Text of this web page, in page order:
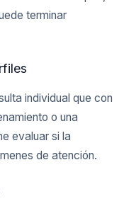
terminar
individual que con
o una
evaluar si la
de atención.